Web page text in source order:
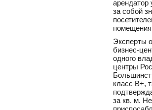
арендатор
за собой
Эксперты
бизнес-
одного
центры
класс В+,
за кв. м.